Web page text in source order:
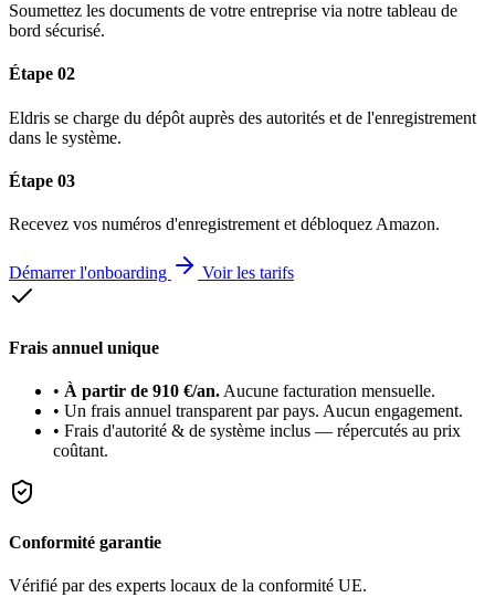
Soumettez les documents de votre entreprise via notre tableau de
bord sécurisé.
Étape 02
Eldris se charge du dépôt auprès des autorités et de l'enregistrement
dans le système.
Étape 03
Recevez vos numéros d'enregistrement et débloquez Amazon.
Démarrer l'onboarding Voir les tarifs
Frais annuel unique
• À partir de 910 €/an. Aucune facturation mensuelle.
• Un frais annuel transparent par pays. Aucun engagement.
• Frais d'autorité & de système inclus — répercutés au prix
coûtant.
Conformité garantie
Vérifié par des experts locaux de la conformité UE.